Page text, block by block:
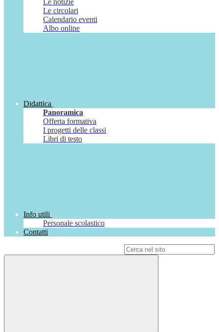
Le notizie
Le circolari
Calendario eventi
Albo online
Didattica
Panoramica
Offerta formativa
I progetti delle classi
Libri di testo
Info utili
Personale scolastico
Contatti